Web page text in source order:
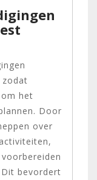
het
Door
over
bevordert